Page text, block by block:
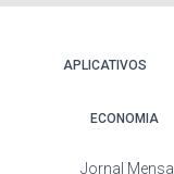
APLICATIVOS
ECONOMIA
Jornal Mensal